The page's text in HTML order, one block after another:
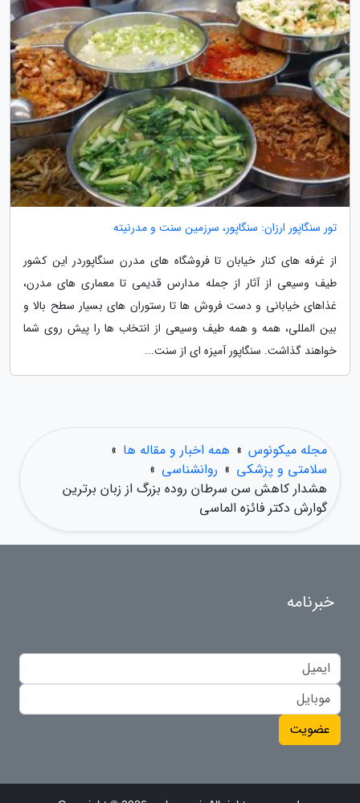
تور سنگاپور ارزان: سنگاپور، سرزمین سنت و مدرنیته
از غرفه های کنار خیابان تا فروشگاه های مدرن سنگاپوردر این کشور
طیف وسیعی از آثار از جمله مدارس قدیمی تا معماری های مدرن،
غذاهای خیابانی و دست فروش ها تا رستوران های بسیار سطح بالا و
بین المللی، همه و همه طیف وسیعی از انتخاب ها را پیش روی شما
خواهند گذاشت. سنگاپور آمیزه ای از سنت...
مجله میکونوس » همه اخبار و مقاله ها »
سلامتی و پزشکی » روانشناسی »
هشدار کاهش سن سرطان روده بزرگ از زبان برترین
گوارش دکتر فائزه الماسی
خبرنامه
عضویت